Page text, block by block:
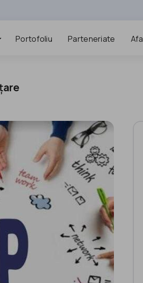
Portofoliu Parteneriate